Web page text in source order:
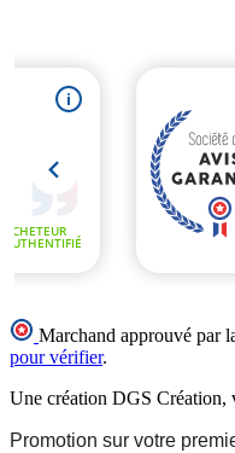
Marchand approuvé par
pour vérifier.
Une création DGS Création,
Promotion sur votre